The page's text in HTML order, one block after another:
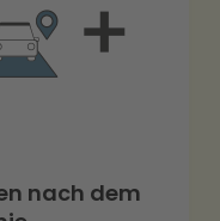
nach dem